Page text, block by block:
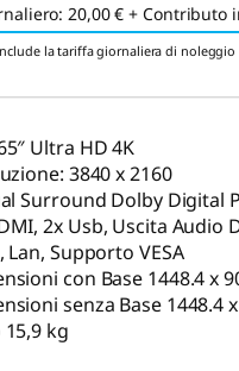
20,00 € + Contributo
la tariffa giornaliera di
Ultra HD 4K
3840 x 2160
Surround Dolby Digital
2x Usb, Uscita Audio
Lan, Supporto VESA
con Base 1448.4 x
senza Base 1448.4
15,9 kg